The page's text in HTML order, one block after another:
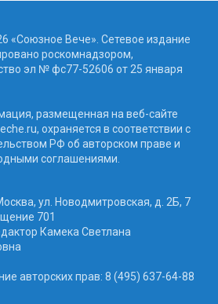
«Союзное Вече». Сетевое издание
роскомнадзором,
эл № фc77-52606 от 25 января
размещенная на веб-сайте
охраняется в соответствии с
РФ об авторском праве и
соглашениями.
ул. Новодмитровская, д. 2Б, 7
701
Камека Светлана
авторских прав: 8 (495) 637-64-88